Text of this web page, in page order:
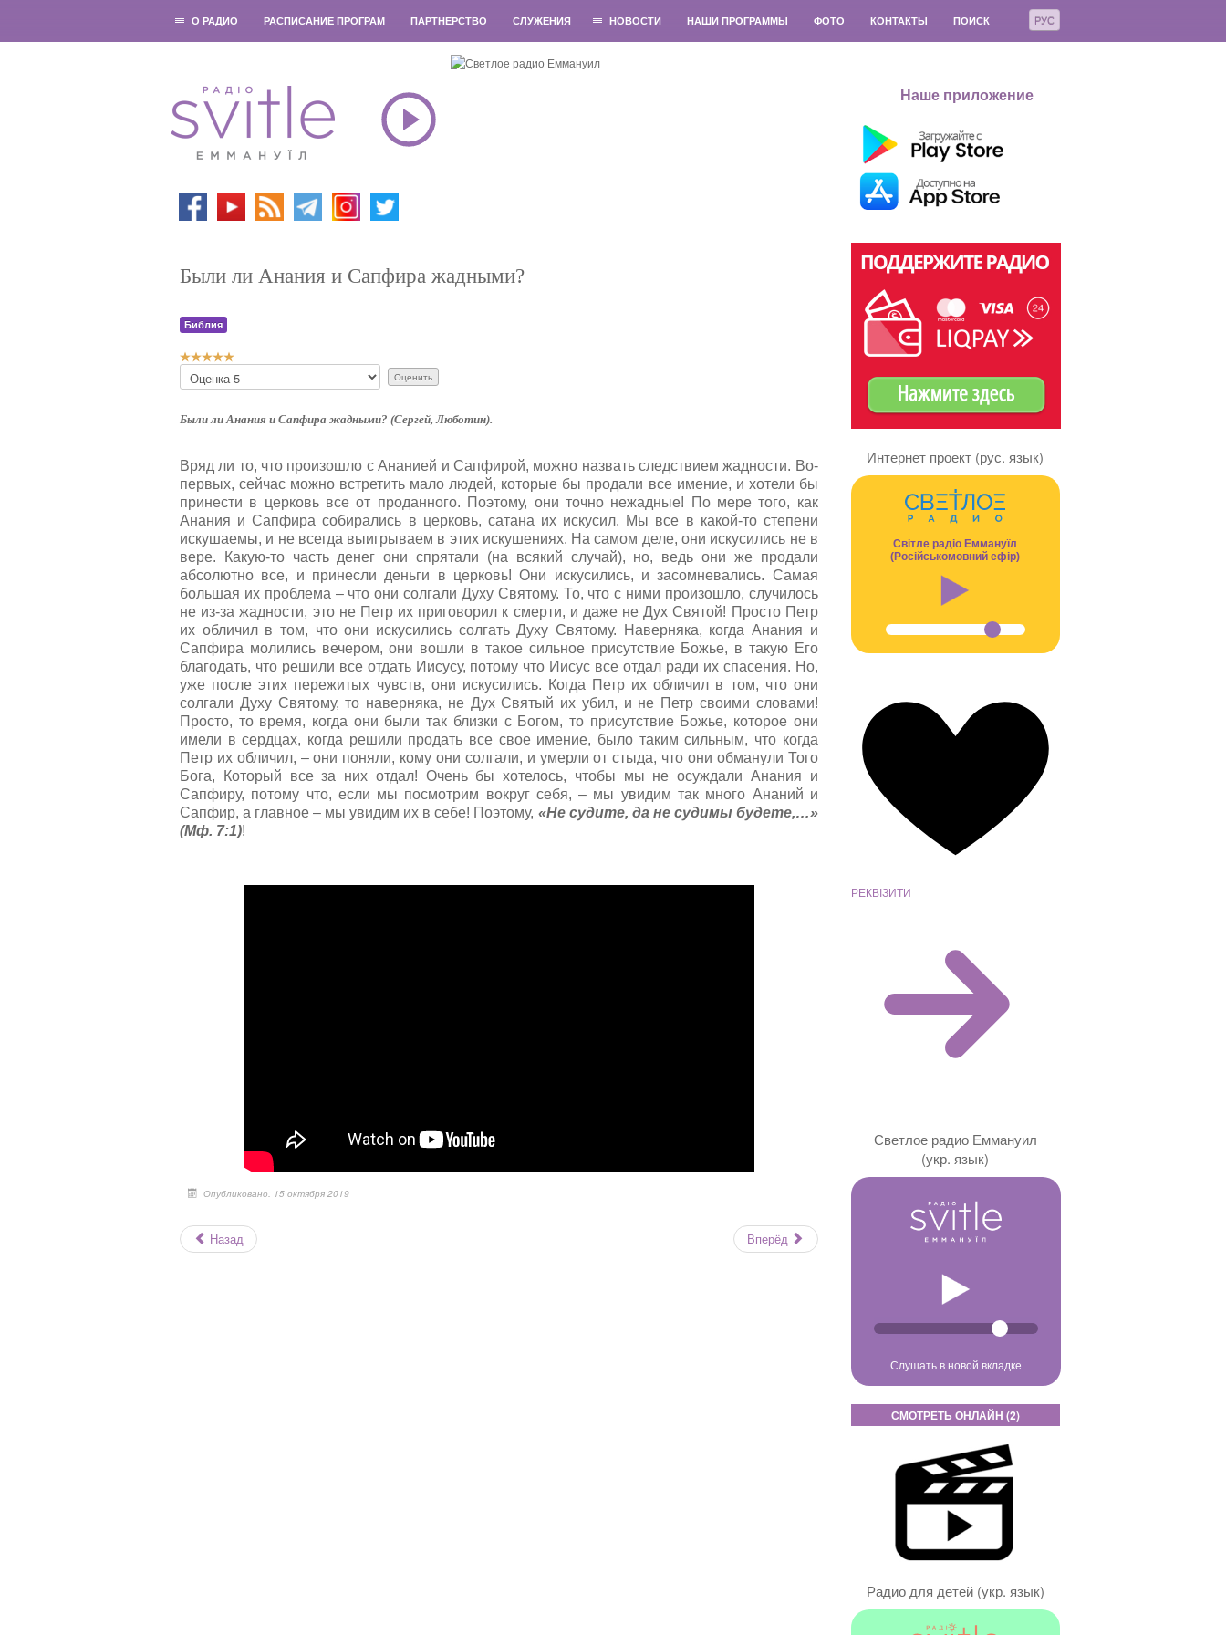
РУС
О РАДИО РАСПИСАНИЕ ПРОГРАМ ПАРТНЁРСТВО СЛУЖЕНИЯ НОВОСТИ НАШИ ПРОГРАММЫ ФОТО КОНТАКТЫ ПОИСК
Наше приложение
Были ли Анания и Сапфира жадными?
Библия
Р
й
и
г
:
5
/
5
П
о
а
й
с
т
а
,
о
ц
е
н
и
т
е
Были ли Анания и Сапфира жадными? (Сергей, Люботин).
Вряд ли то, что произошло с Ананией и Сапфирой, можно назвать следствием жадности. Во-
первых, сейчас можно встретить мало людей, которые бы продали все имение, и хотели бы
принести в церковь все от проданного. Поэтому, они точно нежадные! По мере того, как
Анания и Сапфира собирались в церковь, сатана их искусил. Мы все в какой-то степени
искушаемы, и не всегда выигрываем в этих искушениях. На самом деле, они искусились не в
вере. Какую-то часть денег они спрятали (на всякий случай), но, ведь они же продали
абсолютно все, и принесли деньги в церковь! Они искусились, и засомневались. Самая
большая их проблема – что они солгали Духу Святому. То, что с ними произошло, случилось
не из-за жадности, это не Петр их приговорил к смерти, и даже не Дух Святой! Просто Петр
их обличил в том, что они искусились солгать Духу Святому. Наверняка, когда Анания и
Сапфира молились вечером, они вошли в такое сильное присутствие Божье, в такую Его
благодать, что решили все отдать Иисусу, потому что Иисус все отдал ради их спасения. Но,
уже после этих пережитых чувств, они искусились. Когда Петр их обличил в том, что они
солгали Духу Святому, то наверняка, не Дух Святый их убил, и не Петр своими словами!
Просто, то время, когда они были так близки с Богом, то присутствие Божье, которое они
имели в сердцах, когда решили продать все свое имение, было таким сильным, что когда
Петр их обличил, – они поняли, кому они солгали, и умерли от стыда, что они обманули Того
Бога, Который все за них отдал! Очень бы хотелось, чтобы мы не осуждали Анания и
Сапфиру, потому что, если мы посмотрим вокруг себя, – мы увидим так много Ананий и
Сапфир, а главное – мы увидим их в себе! Поэтому, «Не судите, да не судимы будете,…»
(Мф. 7:1)!
Опубликовано: 15 октября 2019
Назад Вперёд
Интернет проект (рус. язык)
Світле радіо Еммануїл
(Російськомовний ефір)
РЕКВІЗИТИ
Светлое радио Еммануил
(укр. язык)
Слушать в новой вкладке
СМОТРЕТЬ ОНЛАЙН (2)
Радио для детей (укр. язык)